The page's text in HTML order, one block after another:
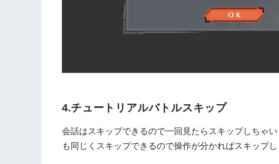
4.チュートリアルバトルスキップ
会話はスキップできるので一回見たらスキップしちゃ
も同じくスキップできるので操作が分かればスキップし